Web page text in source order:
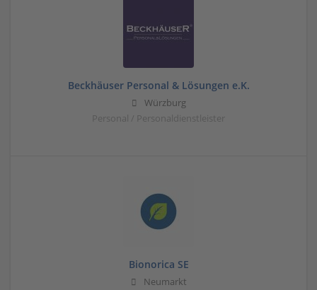
Beckhäuser Personal & Lösungen e.K.
Würzburg
Personal / Personaldienstleister
Bionorica SE
Neumarkt